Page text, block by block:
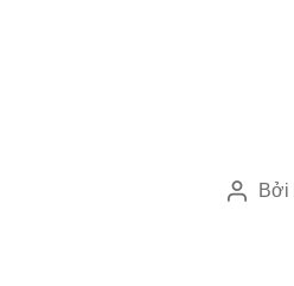
TácBởi